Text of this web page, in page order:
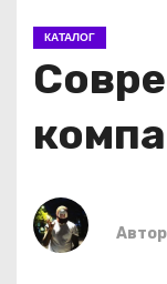
КАТАЛОГ